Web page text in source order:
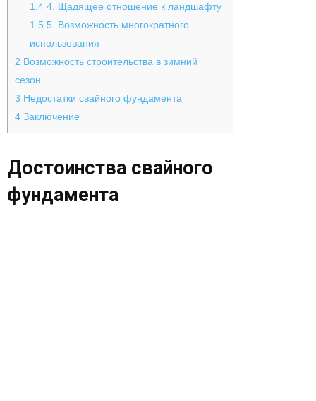
1.4 4. Щадящее отношение к ландшафту
1.5 5. Возможность многократного
использования
2 Возможность строительства в зимний
сезон
3 Недостатки свайного фундамента
4 Заключение
Достоинства свайного
фундамента